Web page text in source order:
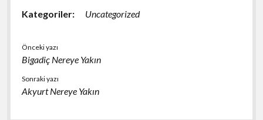
Kategoriler: Uncategorized
Önceki yazı
Bigadiç Nereye Yakın
Sonraki yazı
Akyurt Nereye Yakın